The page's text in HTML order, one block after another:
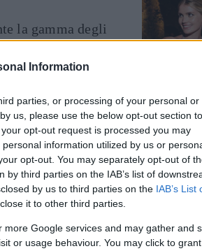
Information
parties, or processing of your personal or
us, please use the below opt-out section to
opt-out request is processed you may
information utilized by us or
opt-out. You may separately opt-out of
third parties on the IAB’s list of
by us to third parties on the IAB’s List
it to other third parties.
Google services and may gather and
or usage behaviour. You may click to
la gamma degli
(disponibile
smoking avorio
Meghan Markle.